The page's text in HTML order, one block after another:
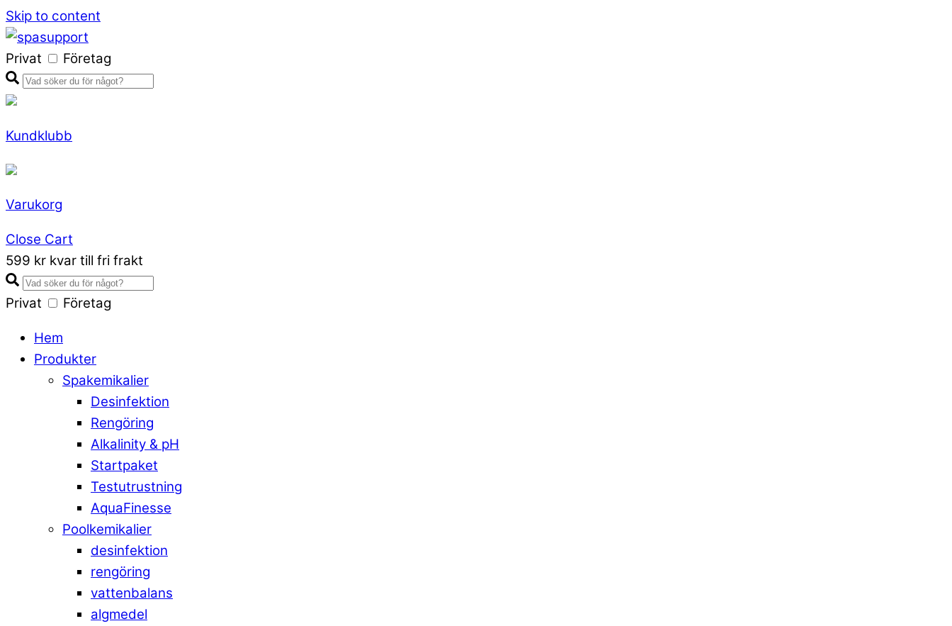
Skip to content
Privat Företag
Kundklubb
Varukorg
Close Cart
599 kr kvar till fri frakt
Privat Företag
Hem
Produkter
Spakemikalier
Desinfektion
Rengöring
Alkalinity & pH
Startpaket
Testutrustning
AquaFinesse
Poolkemikalier
desinfektion
rengöring
vattenbalans
algmedel